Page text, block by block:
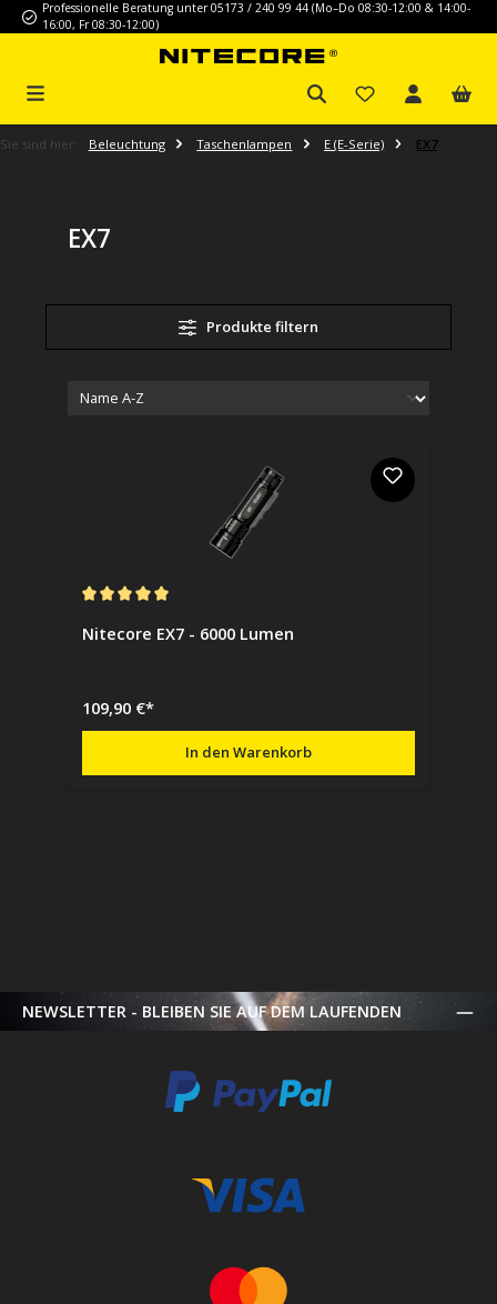
Zum Hauptinhalt springen
Professionelle Beratung unter 05173 / 240 99 44 (Mo–Do 08:30-12:00 & 14:00-
16:00, Fr 08:30-12:00)
Sie sind hier: Beleuchtung Taschenlampen E (E-Serie) EX7
EX7
Produkte filtern
Nitecore EX7 - 6000 Lumen
109,90 €*
In den Warenkorb
NEWSLETTER - BLEIBEN SIE AUF DEM LAUFENDEN